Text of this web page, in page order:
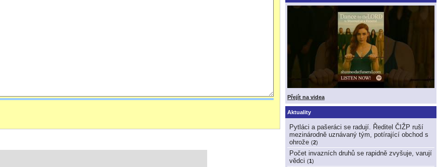
Přejít na videa
Aktuality
Pytláci a pašeráci se radují. Ředitel ČIŽP ruší
mezinárodně uznávaný tým, potírající obchod s
ohrože (2)
Počet invazních druhů se rapidně zvyšuje, varují
vědci (1)